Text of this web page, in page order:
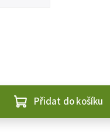
Přidat do košíku